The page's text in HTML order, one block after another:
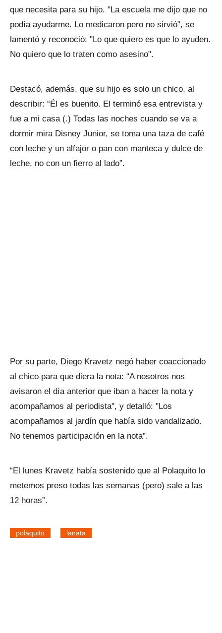
que necesita para su hijo. "La escuela me dijo que no
podía ayudarme. Lo medicaron pero no sirvió", se
lamentó y reconoció: "Lo que quiero es que lo ayuden.
No quiero que lo traten como asesino".
Destacó, además, que su hijo es solo un chico, al
describir: “Él es buenito. El terminó esa entrevista y
fue a mi casa (.) Todas las noches cuando se va a
dormir mira Disney Junior, se toma una taza de café
con leche y un alfajor o pan con manteca y dulce de
leche, no con un fierro al lado”.
Por su parte, Diego Kravetz negó haber coaccionado
al chico para que diera la nota: “A nosotros nos
avisaron el día anterior que iban a hacer la nota y
acompañamos al periodista", y detalló: "Los
acompañamos al jardín que había sido vandalizado.
No tenemos participación en la nota”.
“El lunes Kravetz había sostenido que al Polaquito lo
metemos preso todas las semanas (pero) sale a las
12 horas”.
polaquito lanata